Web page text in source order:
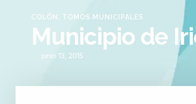
COLÓN TOMOS MUNICIPALES
Municipio de
junio 13, 2015